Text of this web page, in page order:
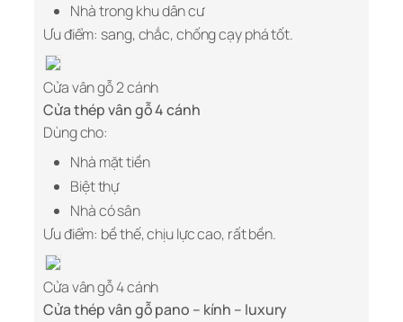
Nhà trong khu dân cư
Ưu điểm: sang, chắc, chống cạy phá tốt.
Cửa vân gỗ 2 cánh
Cửa thép vân gỗ 4 cánh
Dùng cho:
Nhà mặt tiền
Biệt thự
Nhà có sân
Ưu điểm: bề thế, chịu lực cao, rất bền.
Cửa vân gỗ 4 cánh
Cửa thép vân gỗ pano – kính – luxury